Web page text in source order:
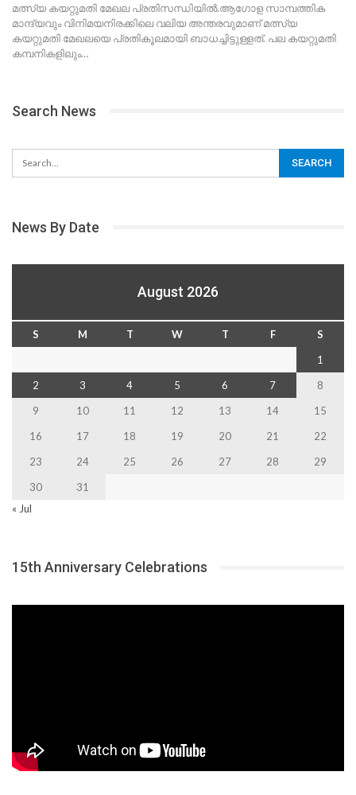
മത്സ്യ കയറ്റുമതി മേഖല പ്രതിസന്ധിയിൽ.ആഗോള സാമ്പത്തിക
മാന്ദ്യവും വിനിമയനിരക്കിലെ വലിയ അന്തരവുമാണ് മത്സ്യ
കയറ്റുമതി മേഖലയെ പ്രതികൂലമായി ബാധച്ചിട്ടുള്ളത്. പല കയറ്റുമതി
കമ്പനികളിലും…
Search News
News By Date
August 2026
S M T W T F
S
1
2
3 4 5 6 7
8
9
10 11 12 13 14
15
16
17 18 19 20 21
22
23
24 25 26 27 28
29
30
31
« Jul
15th Anniversary Celebrations